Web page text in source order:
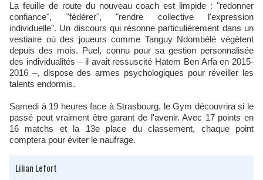
La feuille de route du nouveau coach est limpide : "redonner
confiance", "fédérer", "rendre collective l'expression
individuelle". Un discours qui résonne particulièrement dans un
vestiaire où des joueurs comme Tanguy Ndombélé végètent
depuis des mois. Puel, connu pour sa gestion personnalisée
des individualités – il avait ressuscité Hatem Ben Arfa en 2015-
2016 –, dispose des armes psychologiques pour réveiller les
talents endormis.
Samedi à 19 heures face à Strasbourg, le Gym découvrira si le
passé peut vraiment être garant de l'avenir. Avec 17 points en
16 matchs et la 13e place du classement, chaque point
comptera pour éviter le naufrage.
Lilian Lefort